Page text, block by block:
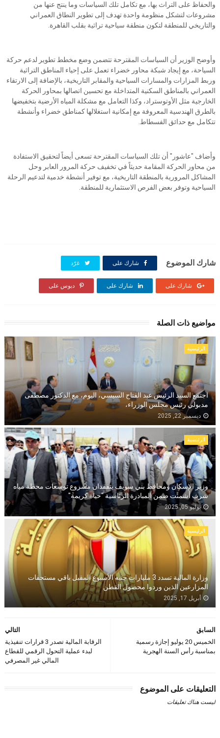
والحفاظ على التراث بها، مع تكامل تلك السياسات وما ينتج عنها من
مشروعات لتشكل منظومة واحدة تهدف إلى تطوير النطاق العمراني
والتاريخي للمنطقة لتكون منطقة سياحية تراثية بقلب القاهرة.
وأوضح الوزير أن السياسات المقترحة تتضمن وضع مخطط تطوير لدعم حركة
السياحة، مع إيجاد شبكة محاور خضراء تعمل على إحياء المناطق التراثية
وربط المزارات والمسارات السياحية والمقابر التاريخية، بالإضافة إلى الارتقاء
العمراني بالمناطق السكنية المتداخلة مع تحسين اتصالها بمحاور الحركة
الخارجية مثل الأوتوستراد، وكذا التعامل مع مشكلة المياه الأرضية بتخفيضها
بالطرق الهندسية المعروفة مع إمكانية استغلالها كمناطق خضراء وأنشطة
تتكامل مع حدائق الفسطاط.
وأضاف "عاشور" أن تلك السياسات المقترحة تسعى أيضاً لتحقيق الاستفادة
من محاور الحركة المقامة حديثاً في تخفيف حركة المرور العابر وحل
المشاكل المرورية بالمنطقة التاريخية، مع توفير أنشطة خدمية لتدعيم الرحلة
السياحية وتوفر بعض الفرص الاستثمارية للمنطقة.
شارك الموضوع شارك على غرّد
شارك على شارك على دبوس على
مواضيع ذات الصلة
الرئيسية
اجتمع السيد الرئيس عبد الفتاح السيسي، اليوم، مع الدكتور مصطفى
مدبولي رئيس مجلس الوزراء،
ديسمبر 22, 2025
الرئيسية
وزير الإسكان ومحافظ بني سويف يتفقدان مشروع توسعات محطة مياه
شرب أشمنت ضمن المبادرة الرئاسية "حياة كريمة"
يوليو 05, 2025
الرئيسية
وزارة المالية تسدد 3 مليارات جنيه الأسبوع المقبل باقي مستحقات
المزارعين الذين وردوا محصول القطن
أبريل 17, 2025
التالي
الرقابة المالية تصدر 3 قرارات تنفيذية
لبدء عملية التحول الرقمي للقطاع
المالي غير المصرفي
السابق
الخميس 20 يوليو إجازة رسمية
بمناسبة رأس السنة الهجرية
التعليقات على الموضوع
ليست هناك تعليقات